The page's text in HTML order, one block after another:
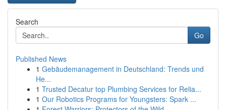
Search
Go
Published News
1 Gebäudemanagement in Deutschland: Trends und
He...
1 Trusted Decatur top Plumbing Services for Relia...
1 Our Robotics Programs for Youngsters: Spark ...